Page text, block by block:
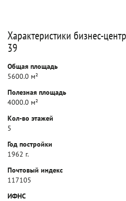
Характеристики бизнес-
39
Общая площадь
5600.0 м²
Полезная площадь
4000.0 м²
Кол-во этажей
5
Год постройки
1962 г.
Почтовый индекс
117105
ИФНС